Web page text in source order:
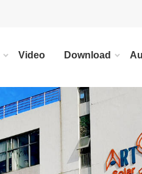
Video Download